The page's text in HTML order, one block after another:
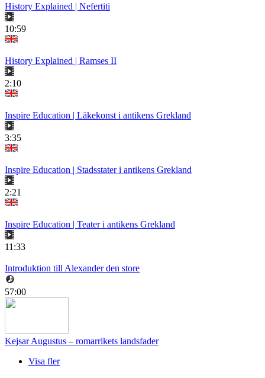
History Explained | Nefertiti
10:59
History Explained | Ramses II
2:10
Inspire Education | Läkekonst i antikens Grekland
3:35
Inspire Education | Stadsstater i antikens Grekland
2:21
Inspire Education | Teater i antikens Grekland
11:33
Introduktion till Alexander den store
57:00
Kejsar Augustus – romarrikets landsfader
Visa fler